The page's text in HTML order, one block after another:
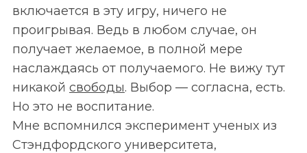
включается в эту игру, ничего не
проигрывая. Ведь в любом случае, он
получает желаемое, в полной мере
наслаждаясь от получаемого. Не вижу тут
никакой свободы. Выбор — согласна, есть.
Но это не воспитание.
Мне вспомнился эксперимент ученых из
Стэндфордского университета,